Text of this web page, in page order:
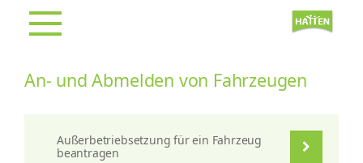
An- und Abmelden von Fahrzeugen
Außerbetriebsetzung für ein Fahrzeug
beantragen